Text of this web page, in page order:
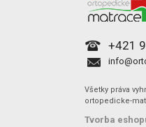
+421
Všetky práva
ortopedicke-
Tvorba